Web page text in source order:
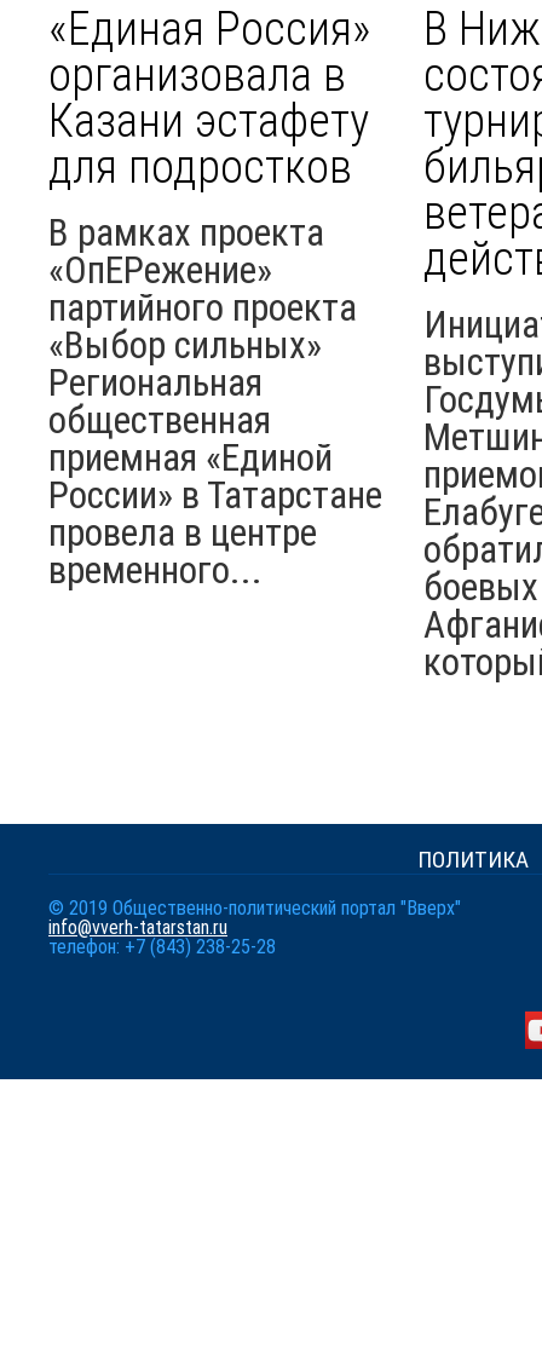
«Единая Россия»
организовала в
Казани эстафету
для подростков
В рамках проекта
«ОпЕРежение»
партийного проекта
«Выбор сильных»
Региональная
общественная
приемная «Единой
России» в Татарстане
провела в центре
временного...
В
ПОЛИТИКА
© 2019 Общественно-политический портал "Вверх"
info@vverh-tatarstan.ru
телефон: +7 (843) 238-25-28